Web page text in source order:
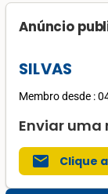
Anúncio
SILVAS
Membro desde :
Enviar
mail Clique